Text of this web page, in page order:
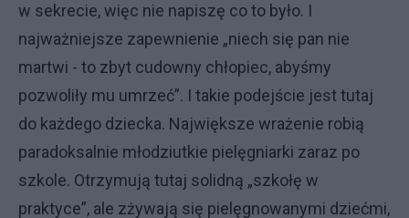
w sekrecie, więc nie napiszę co to było. I
najważniejsze zapewnienie „niech się pan nie
martwi - to zbyt cudowny chłopiec, abyśmy
pozwoliły mu umrzeć”. I takie podejście jest tutaj
do każdego dziecka. Największe wrażenie robią
paradoksalnie młodziutkie pielęgniarki zaraz po
szkole. Otrzymują tutaj solidną „szkołę w
praktyce”, ale zżywają się pielęgnowanymi dziećmi,